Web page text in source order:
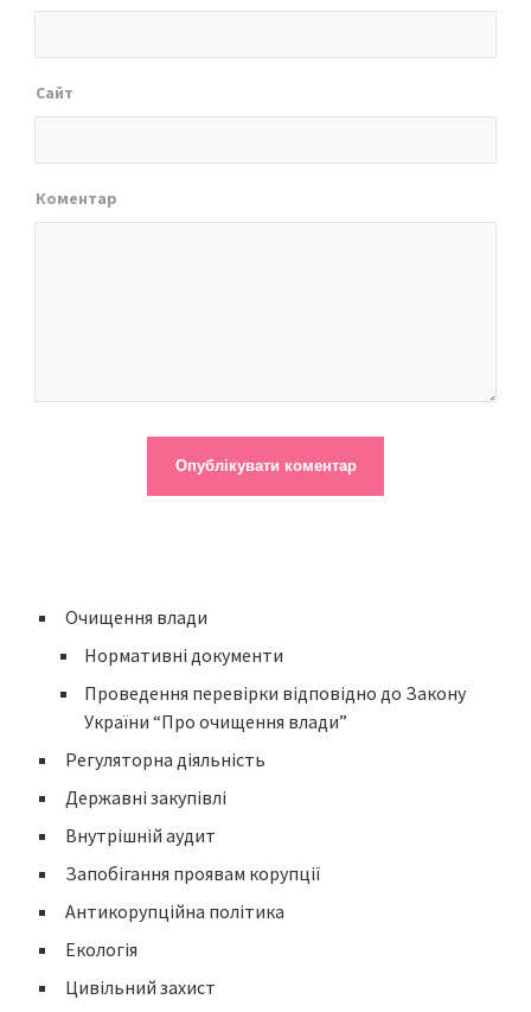
Сайт
Коментар
Очищення влади
Нормативні документи
Проведення перевірки відповідно до Закону
України “Про очищення влади”
Регуляторна діяльність
Державні закупівлі
Внутрішній аудит
Запобігання проявам корупції
Антикорупційна політика
Екологія
Цивільний захист